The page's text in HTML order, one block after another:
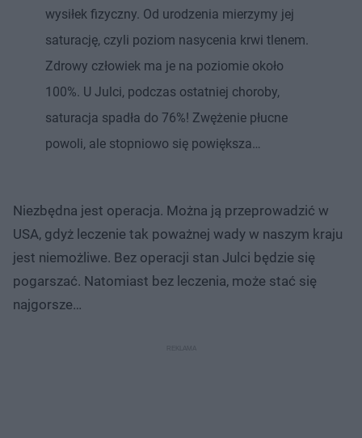
wysiłek fizyczny. Od urodzenia mierzymy jej
saturację, czyli poziom nasycenia krwi tlenem.
Zdrowy człowiek ma je na poziomie około
100%. U Julci, podczas ostatniej choroby,
saturacja spadła do 76%! Zwężenie płucne
powoli, ale stopniowo się powiększa…
Niezbędna jest operacja. Można ją przeprowadzić w
USA, gdyż leczenie tak poważnej wady w naszym kraju
jest niemożliwe. Bez operacji stan Julci będzie się
pogarszać. Natomiast bez leczenia, może stać się
najgorsze…